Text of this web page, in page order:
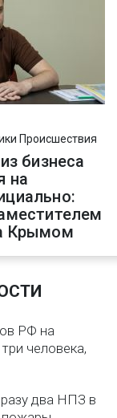
Происшествия
бизнеса
на
Крымом
РФ на
человека,
два НПЗ в